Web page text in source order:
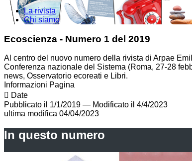
La rivista
Chi siamo
Ecoscienza - Numero 1 del 2019
Al centro del nuovo numero della rivista di Arpae
Conferenza nazionale del Sistema (Roma, 27-28
news, Osservatorio ecoreati e Libri.
Informazioni Pagina
Date
Pubblicato il 1/1/2019 — Modificato il 4/4/2023
ultima modifica 04/04/2023
In questo numero